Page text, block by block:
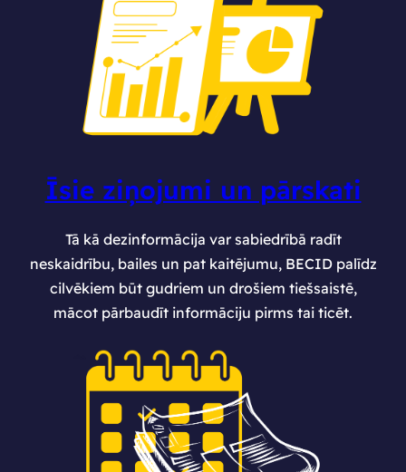
Īsie ziņojumi un pārskati
Tā kā dezinformācija var sabiedrībā radīt
neskaidrību, bailes un pat kaitējumu, BECID palīdz
cilvēkiem būt gudriem un drošiem tiešsaistē,
mācot pārbaudīt informāciju pirms tai ticēt.